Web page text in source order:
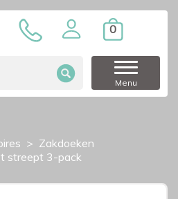
0
Menu
Zakdoeken
streept 3-pack